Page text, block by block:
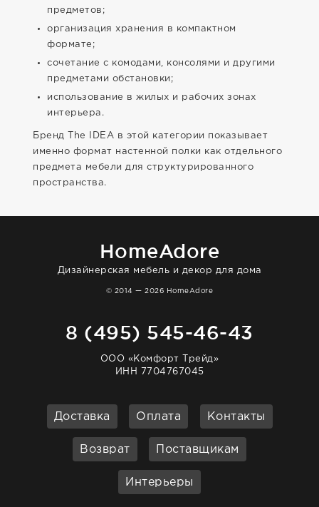
предметов;
организация хранения в компактном
формате;
сочетание с комодами, консолями и другими
предметами обстановки;
использование в жилых и рабочих зонах
интерьера.
Бренд The IDEA в этой категории показывает
именно формат настенной полки как отдельного
предмета мебели для структурированного
пространства.
HomeAdore
Дизайнерская мебель и декор для дома
© 2014 — 2026 HomeAdore
8 (495) 545-46-43
ООО «Комфорт Трейд»
ИНН 7704767045
Доставка Оплата Контакты
Возврат Поставщикам
Интерьеры